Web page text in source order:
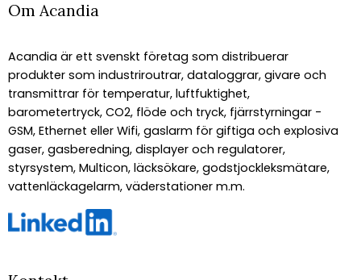
Om Acandia
Acandia är ett svenskt företag som distribuerar
produkter som industriroutrar, dataloggrar, givare och
transmittrar för temperatur, luftfuktighet,
barometertryck, CO2, flöde och tryck, fjärrstyrningar -
GSM, Ethernet eller Wifi, gaslarm för giftiga och explosiva
gaser, gasberedning, displayer och regulatorer,
styrsystem, Multicon, läcksökare, godstjockleksmätare,
vattenläckagelarm, väderstationer m.m.